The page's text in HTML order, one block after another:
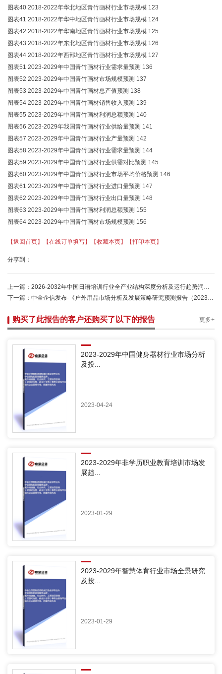
图表40 2018-2022年华北地区青竹画材行业市场规模 123
图表41 2018-2022年华中地区青竹画材行业市场规模 124
图表42 2018-2022年华南地区青竹画材行业市场规模 125
图表43 2018-2022年东北地区青竹画材行业市场规模 126
图表44 2018-2022年西部地区青竹画材行业市场规模 127
图表51 2023-2029年中国青竹画材行业需求量预测 136
图表52 2023-2029年中国青竹画材市场规模预测 137
图表53 2023-2029年中国青竹画材总产值预测 138
图表54 2023-2029年中国青竹画材销售收入预测 139
图表55 2023-2029年中国青竹画材利润总额预测 140
图表56 2023-2029年我国青竹画材行业供给量预测 141
图表57 2023-2029年中国青竹画材行业产量预测 142
图表58 2023-2029年中国青竹画材行业需求量预测 144
图表59 2023-2029年中国青竹画材行业供需对比预测 145
图表60 2023-2029年中国青竹画材行业市场平均价格预测 146
图表61 2023-2029年中国青竹画材行业进口量预测 147
图表62 2023-2029年中国青竹画材行业出口量预测 148
图表63 2023-2029年中国青竹画材利润总额预测 155
图表64 2023-2029年中国青竹画材市场规模预测 156
【返回首页】 【在线订单填写】 【收藏本页】 【打印本页】
分享到：
上一篇： 2026-2032年中国日语培训行业全产业结构深度分析及运行趋势洞察报告-中金企信发布
下一篇： 中金企信发布-《户外用品市场分析及发展策略研究预测报告（2023版）》
购买了此报告的客户还购买了以下的报告 更多+
2023-2029年中国健身器材行业市场分析
及投...
2023-04-24
2023-2029年非学历职业教育培训市场发
展趋...
2023-01-29
2023-2029年智慧体育行业市场全景研究
及投...
2023-01-29